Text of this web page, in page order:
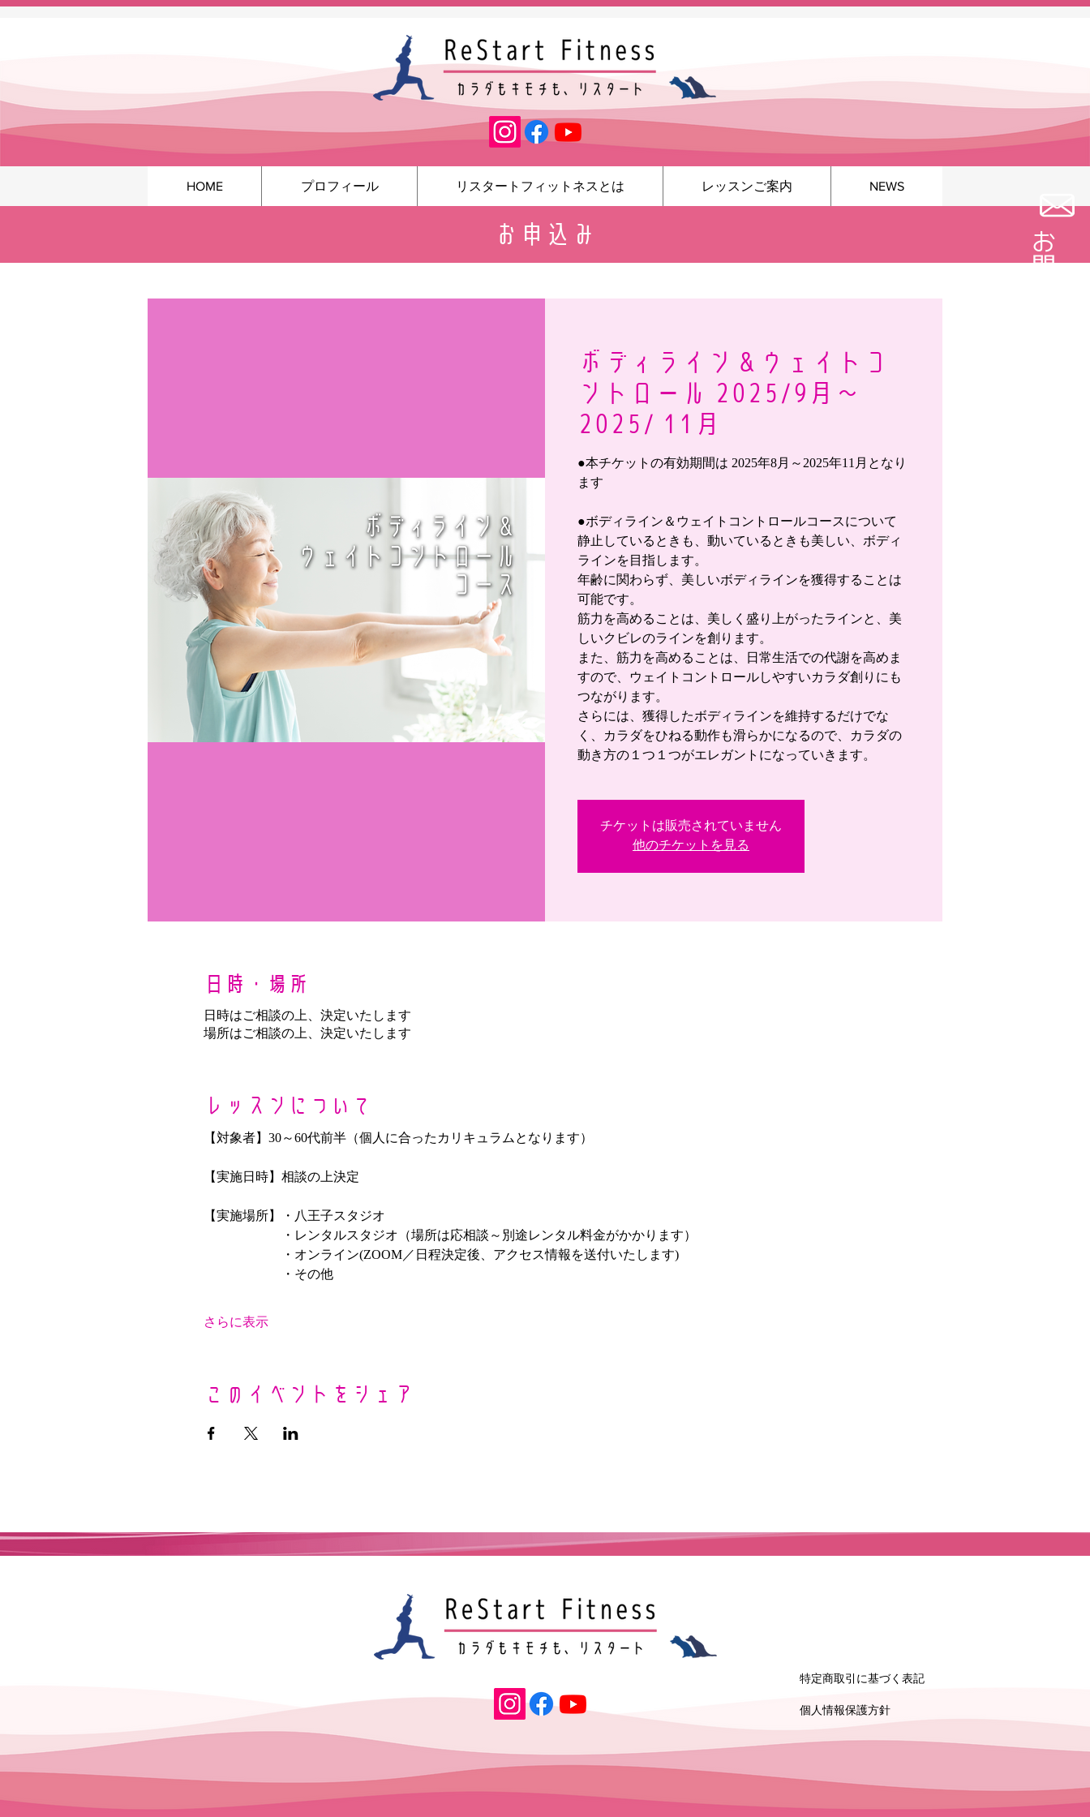
お問い合わせ
HOME プロフィール リスタートフィットネスとは レッスンご案内 NEWS
お申込み
ボディライン＆ウェイトコ
ントロール 2025/9月～
2025/ 11月
●本チケットの有効期間は 2025年8月～2025年11月となり
ます
●ボディライン＆ウェイトコントロールコースについて
静止しているときも、動いているときも美しい、ボディ
ラインを目指します。
年齢に関わらず、美しいボディラインを獲得することは
可能です。
筋力を高めることは、美しく盛り上がったラインと、美
しいクビレのラインを創ります。
また、筋力を高めることは、日常生活での代謝を高めま
すので、ウェイトコントロールしやすいカラダ創りにも
つながります。
さらには、獲得したボディラインを維持するだけでな
く、カラダをひねる動作も滑らかになるので、カラダの
動き方の１つ１つがエレガントになっていきます。
チケットは販売されていません
他のチケットを見る
日時・場所
日時はご相談の上、決定いたします
場所はご相談の上、決定いたします
レッスンについて
【対象者】30～60代前半（個人に合ったカリキュラムとなります）
【実施日時】相談の上決定
【実施場所】・八王子スタジオ
・レンタルスタジオ（場所は応相談～別途レンタル料金がかかります）
・オンライン(ZOOM／日程決定後、アクセス情報を送付いたします)
・その他
さらに表示
このイベントをシェア
特定商取引に基づく表記
​個人情報保護方針